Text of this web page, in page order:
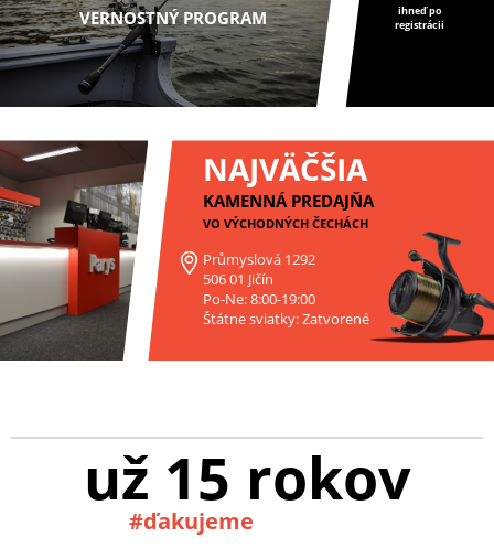
VERNOSTNÝ PROGRAM
ihneď po
registrácii
NAJVÄČŠIA
KAMENNÁ PREDAJŇA
VO VÝCHODNÝCH ČECHÁCH
Průmyslová 1292
506 01 Jičín
Po-Ne: 8:00-19:00
Štátne sviatky: Zatvorené
už 15 rokov
#ďakujeme